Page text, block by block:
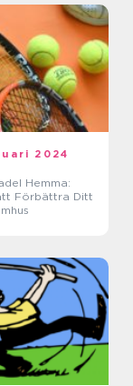
2024
Hemma:
Förbättra Ditt